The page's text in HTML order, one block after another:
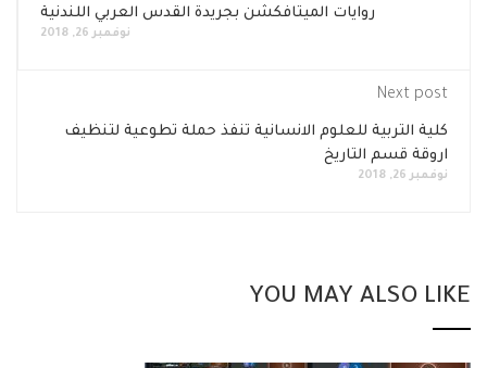
روايات الميتافكشن بجريدة القدس العربي اللندنية
نوفمبر 26, 2018
Next post
كلية التربية للعلوم الانسانية تنفذ حملة تطوعية لتنظيف
اروقة قسم التاريخ
نوفمبر 26, 2018
YOU MAY ALSO LIKE